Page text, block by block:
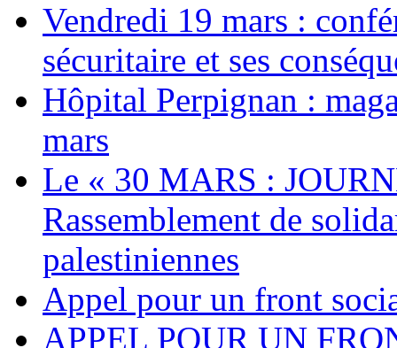
Vendredi 19 mars :
sécuritaire et ses
Hôpital Perpignan :
mars
Le « 30 MARS :
Rassemblement de
palestiniennes
Appel pour un front
APPEL POUR UN